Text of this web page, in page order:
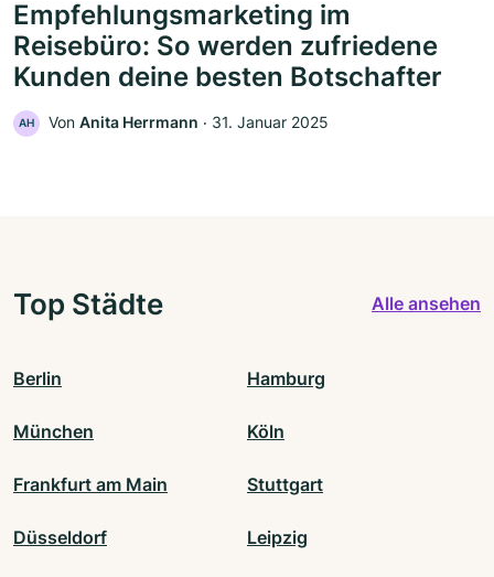
Empfehlungsmarketing im
Reisebüro: So werden zufriedene
Kunden deine besten Botschafter
AH Von Anita Herrmann ‧ 31. Januar 2025
Top Städte Alle ansehen
Berlin Hamburg
München Köln
Frankfurt am Main Stuttgart
Düsseldorf Leipzig